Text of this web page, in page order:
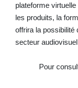
plateforme
les produits, la
offrira la possibilité
secteur
Pour